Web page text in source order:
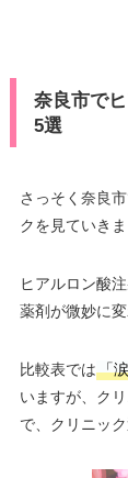
奈良市で
5選
さっそく奈良
クを見ていきま
ヒアルロン酸
薬剤が微妙に変
比較表では「
いますが、ク
で、クリニッ